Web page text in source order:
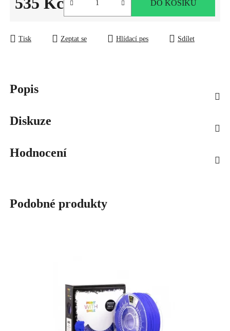
DO KOŠÍKU
Tisk Zeptat se Hlídací pes Sdílet
Popis
Diskuze
Hodnocení
Podobné produkty